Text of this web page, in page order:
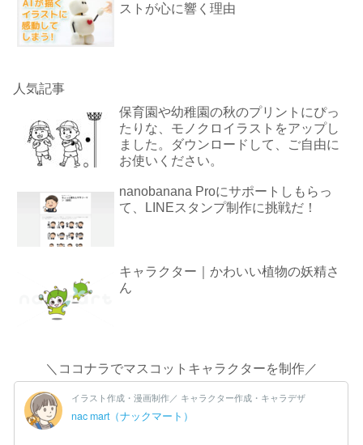
ストが心に響く理由
人気記事
保育園や幼稚園の秋のプリントにぴっ
たりな、モノクロイラストをアップし
ました。ダウンロードして、ご自由に
お使いください。
nanobanana Proにサポートしもらっ
て、LINEスタンプ制作に挑戦だ！
キャラクター｜かわいい植物の妖精さ
ん
＼ココナラでマスコットキャラクターを制作／